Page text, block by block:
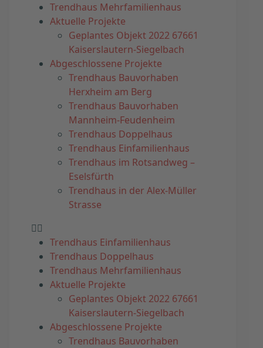
Trendhaus Mehrfamilienhaus
Aktuelle Projekte
Geplantes Objekt 2022 67661
Kaiserslautern-Siegelbach
Abgeschlossene Projekte
Trendhaus Bauvorhaben
Herxheim am Berg
Trendhaus Bauvorhaben
Mannheim-Feudenheim
Trendhaus Doppelhaus
Trendhaus Einfamilienhaus
Trendhaus im Rotsandweg –
Eselsfürth
Trendhaus in der Alex-Müller
Strasse
Trendhaus Einfamilienhaus
Trendhaus Doppelhaus
Trendhaus Mehrfamilienhaus
Aktuelle Projekte
Geplantes Objekt 2022 67661
Kaiserslautern-Siegelbach
Abgeschlossene Projekte
Trendhaus Bauvorhaben